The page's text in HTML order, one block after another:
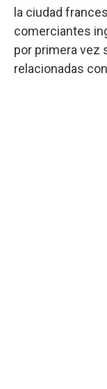
la ciudad
comerciantes
por primera vez
relacionadas